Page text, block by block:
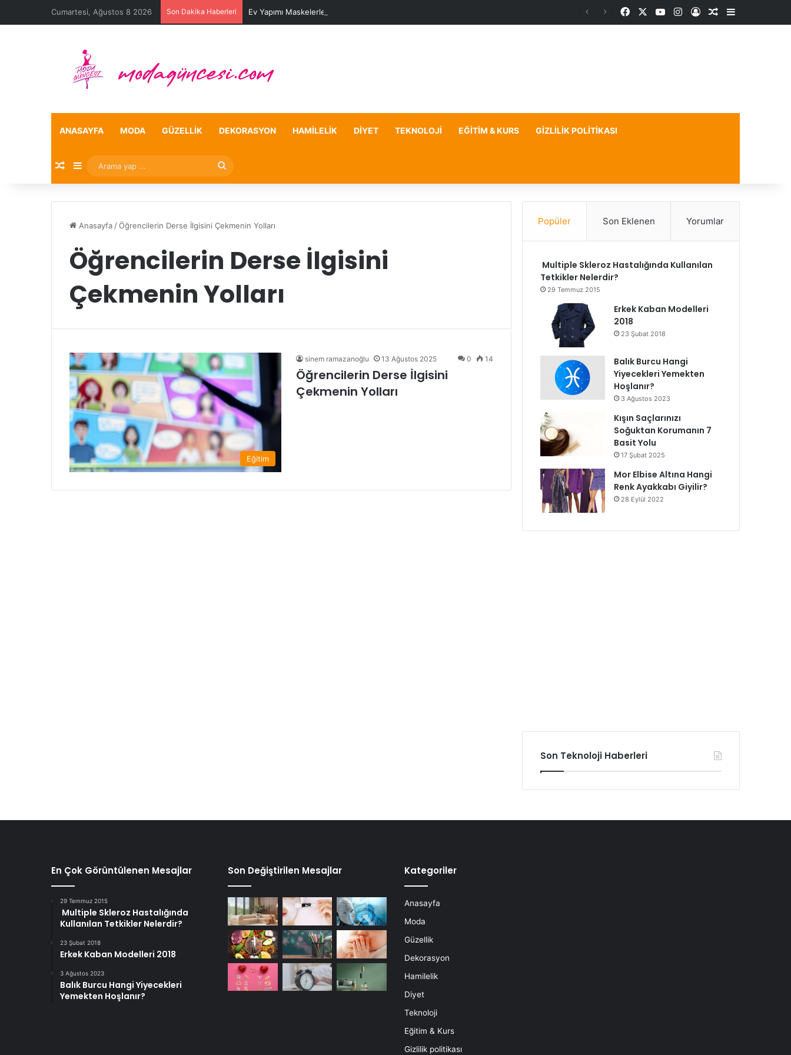
Cumartesi, Ağustos 8 2026 Son Dakika Haberleri Ev Yapımı Maskelerle Leke Sorununa Çözüm Önerileri FacebookYouTubeInstagram
Kayıt OlRastgele Makale
Kenar
ANASAYFA MODA GÜZELLIK DEKORASYON HAMILELIK DIYET TEKNOLOJI EĞITIM & KURS GIZLILIK POLITIKASI
Rastgele Makale
Kenar Bölmesi
Arama
yap
Anasayfa /Öğrencilerin Derse İlgisini Çekmenin Yolları
Öğrencilerin Derse İlgisini
Çekmenin Yolları
Eğitim
sinem ramazanoğlu 13 Ağustos 2025 0 14
Öğrencilerin Derse İlgisini
Çekmenin Yolları
Popüler Son Eklenen Yorumlar
Multiple Skleroz Hastalığında Kullanılan
Tetkikler Nelerdir?
29 Temmuz 2015
Erkek Kaban Modelleri
2018
23 Şubat 2018
Balık Burcu Hangi
Yiyecekleri Yemekten
Hoşlanır?
3 Ağustos 2023
Kışın Saçlarınızı
Soğuktan Korumanın 7
Basit Yolu
17 Şubat 2025
Mor Elbise Altına Hangi
Renk Ayakkabı Giyilir?
28 Eylül 2022
Son Teknoloji Haberleri
En Çok Görüntülenen Mesajlar
29 Temmuz 2015
Multiple Skleroz Hastalığında
Kullanılan Tetkikler Nelerdir?
23 Şubat 2018
Erkek Kaban Modelleri 2018
3 Ağustos 2023
Balık Burcu Hangi Yiyecekleri
Yemekten Hoşlanır?
Son Değiştirilen Mesajlar Kategoriler
Anasayfa
Moda
Güzellik
Dekorasyon
Hamilelik
Diyet
Teknoloji
Eğitim & Kurs
Gizlilik politikası